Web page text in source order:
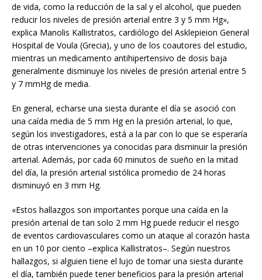
de vida, como la reducción de la sal y el alcohol, que pueden
reducir los niveles de presión arterial entre 3 y 5 mm Hg»,
explica Manolis Kallistratos, cardiólogo del Asklepieion General
Hospital de Voula (Grecia), y uno de los coautores del estudio,
mientras un medicamento antihipertensivo de dosis baja
generalmente disminuye los niveles de presión arterial entre 5
y 7 mmHg de media.
En general, echarse una siesta durante el día se asoció con
una caída media de 5 mm Hg en la presión arterial, lo que,
según los investigadores, está a la par con lo que se esperaría
de otras intervenciones ya conocidas para disminuir la presión
arterial. Además, por cada 60 minutos de sueño en la mitad
del día, la presión arterial sistólica promedio de 24 horas
disminuyó en 3 mm Hg.
«Estos hallazgos son importantes porque una caída en la
presión arterial de tan solo 2 mm Hg puede reducir el riesgo
de eventos cardiovasculares como un ataque al corazón hasta
en un 10 por ciento –explica Kallistratos–. Según nuestros
hallazgos, si alguien tiene el lujo de tomar una siesta durante
el día, también puede tener beneficios para la presión arterial